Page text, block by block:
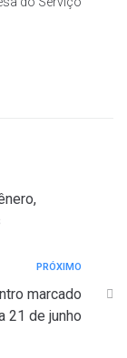
PRÓXIMO
marcado
21 de junho